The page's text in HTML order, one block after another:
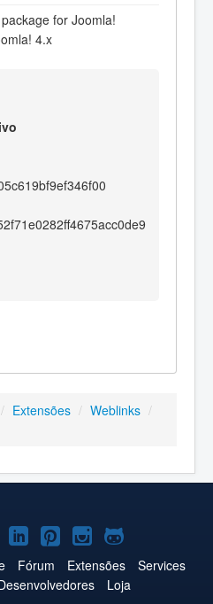
for Joomla!
4.x
/ Extensões / Weblinks /
Joomla!
no
LinkedIn
Joomla!
no
Pinterest
Joomla!
no
Instagram
Joomla!
no
GitHub
Fórum Extensões
Services
Loja